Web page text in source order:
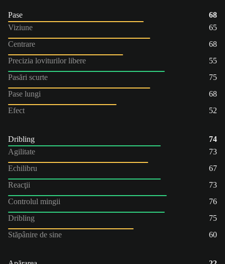
Pase
68
Viziune
65
Centrare
68
Precizia loviturilor libere
55
Pasări scurte
75
Pase lungi
68
Efect
52
Dribling
74
Agilitate
73
Echilibru
67
Reacţii
73
Controlul mingii
76
Dribling
75
Stăpânire de sine
60